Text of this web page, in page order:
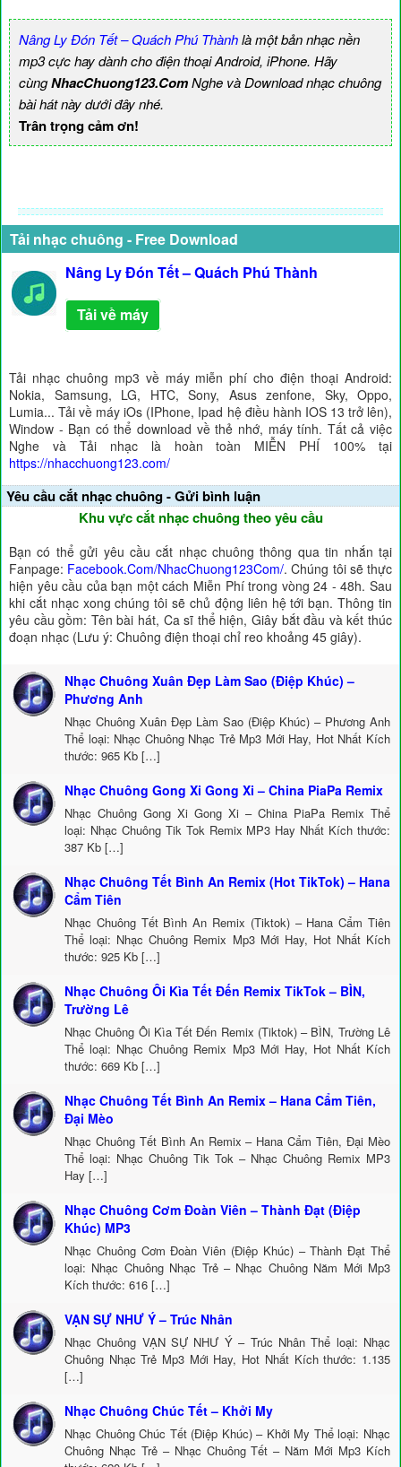
Nâng Ly Đón Tết – Quách Phú Thànhlà một bản nhạc nền
mp3 cực hay dành cho điện thoại Android, iPhone. Hãy
cùngNhacChuong123.ComNghe và Download nhạc chuông
bài hát này dưới đây nhé.
Trân trọng cảm ơn!
Tải nhạc chuông - Free Download
Nâng Ly Đón Tết – Quách Phú Thành
Tải về máy
Tải nhạc chuông mp3 về máy miễn phí cho điện thoại Android:
Nokia, Samsung, LG, HTC, Sony, Asus zenfone, Sky, Oppo,
Lumia... Tải về máy iOs (IPhone, Ipad hệ điều hành IOS 13 trở lên),
Window - Bạn có thể download về thẻ nhớ, máy tính. Tất cả việc
Nghe và Tải nhạc là hoàn toàn MIỄN PHÍ 100% tại
https://nhacchuong123.com/
Yêu cầu cắt nhạc chuông - Gửi bình luận
Khu vực cắt nhạc chuông theo yêu cầu
Bạn có thể gửi yêu cầu cắt nhạc chuông thông qua tin nhắn tại
Fanpage: Facebook.Com/NhacChuong123Com/. Chúng tôi sẽ thực
hiện yêu cầu của bạn một cách Miễn Phí trong vòng 24 - 48h. Sau
khi cắt nhạc xong chúng tôi sẽ chủ động liên hệ tới bạn. Thông tin
yêu cầu gồm: Tên bài hát, Ca sĩ thể hiện, Giây bắt đầu và kết thúc
đoạn nhạc (Lưu ý: Chuông điện thoại chỉ reo khoảng 45 giây).
Nhạc Chuông Xuân Đẹp Làm Sao (Điệp Khúc) –
Phương Anh
Nhạc Chuông Xuân Đẹp Làm Sao (Điệp Khúc) – Phương Anh
Thể loại: Nhạc Chuông Nhạc Trẻ Mp3 Mới Hay, Hot Nhất Kích
thước: 965 Kb […]
Nhạc Chuông Gong Xi Gong Xi – China PiaPa Remix
Nhạc Chuông Gong Xi Gong Xi – China PiaPa Remix Thể
loại: Nhạc Chuông Tik Tok Remix MP3 Hay Nhất Kích thước:
387 Kb […]
Nhạc Chuông Tết Bình An Remix (Hot TikTok) – Hana
Cẩm Tiên
Nhạc Chuông Tết Bình An Remix (Tiktok) – Hana Cẩm Tiên
Thể loại: Nhạc Chuông Remix Mp3 Mới Hay, Hot Nhất Kích
thước: 925 Kb […]
Nhạc Chuông Ôi Kìa Tết Đến Remix TikTok – BÌN,
Trường Lê
Nhạc Chuông Ôi Kìa Tết Đến Remix (Tiktok) – BÌN, Trường Lê
Thể loại: Nhạc Chuông Remix Mp3 Mới Hay, Hot Nhất Kích
thước: 669 Kb […]
Nhạc Chuông Tết Bình An Remix – Hana Cẩm Tiên,
Đại Mèo
Nhạc Chuông Tết Bình An Remix – Hana Cẩm Tiên, Đại Mèo
Thể loại: Nhạc Chuông Tik Tok – Nhạc Chuông Remix MP3
Hay […]
Nhạc Chuông Cơm Đoàn Viên – Thành Đạt (Điệp
Khúc) MP3
Nhạc Chuông Cơm Đoàn Viên (Điệp Khúc) – Thành Đạt Thể
loại: Nhạc Chuông Nhạc Trẻ – Nhạc Chuông Năm Mới Mp3
Kích thước: 616 […]
VẠN SỰ NHƯ Ý – Trúc Nhân
Nhạc Chuông VẠN SỰ NHƯ Ý – Trúc Nhân Thể loại: Nhạc
Chuông Nhạc Trẻ Mp3 Mới Hay, Hot Nhất Kích thước: 1.135
[…]
Nhạc Chuông Chúc Tết – Khởi My
Nhạc Chuông Chúc Tết (Điệp Khúc) – Khởi My Thể loại: Nhạc
Chuông Nhạc Trẻ – Nhạc Chuông Tết – Năm Mới Mp3 Kích